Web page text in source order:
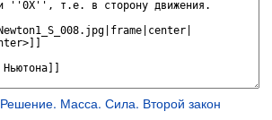
Решение. Масса. Сила. Второй закон